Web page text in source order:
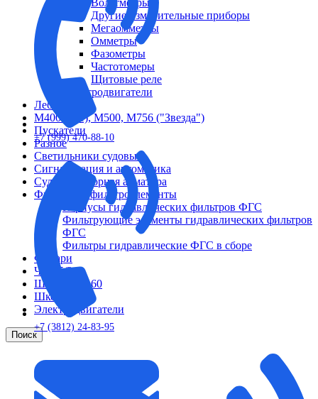
Вольтметры
Другие измерительные приборы
Мегаомметры
Омметры
Фазометры
Частотомеры
Щитовые реле
Электродвигатели
Лебедка
М400 (401), М500, М756 ("Звезда")
Пускатели
Разное
Светильники судовые
Сигнализация и автоматика
Судовая запорная арматура
Фильтры и фильтроэлементы
Корпусы гидравлических фильтров ФГС
Фильтрующие элементы гидравлических фильтров
ФГС
Фильтры гидравлические ФГС в сборе
Фонари
ЧН 25/34
Шкода 6S-160
Шкода-275
Электродвигатели
Поиск
+7 (999) 470-88-10
+7 (3812) 24-83-95